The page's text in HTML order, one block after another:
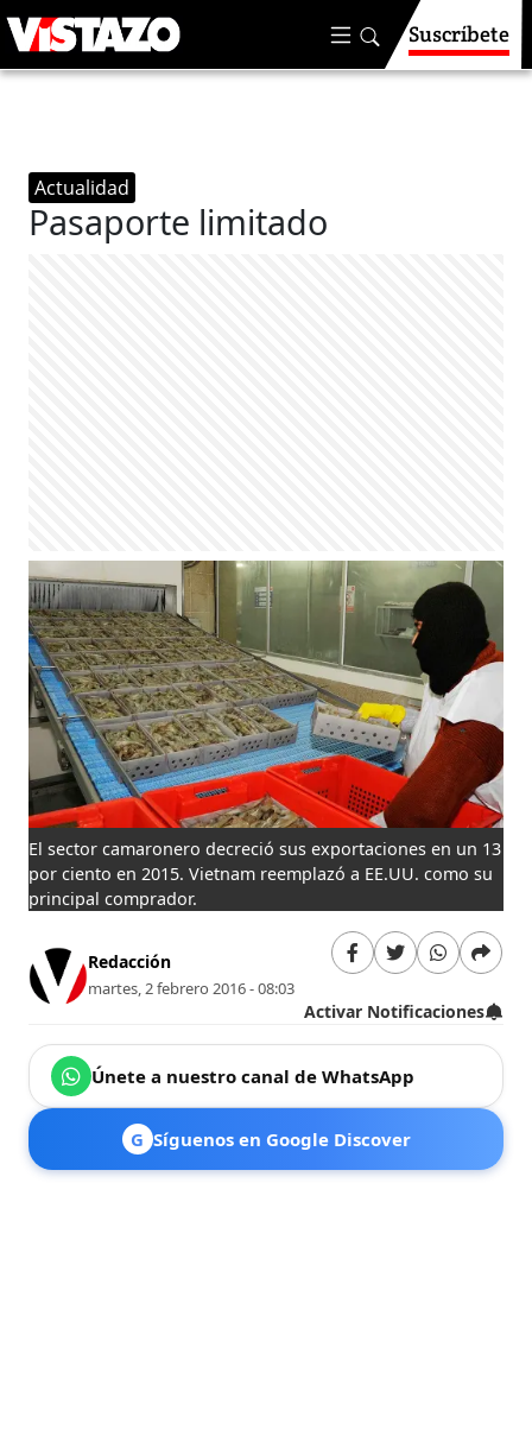
Suscríbete
Actualidad
Pasaporte limitado
El sector camaronero decreció sus exportaciones en un 13
por ciento en 2015. Vietnam reemplazó a EE.UU. como su
principal comprador.
Redacción
martes, 2 febrero 2016 - 08:03
Activar Notificaciones
Únete a nuestro canal de WhatsApp
G Síguenos en Google Discover